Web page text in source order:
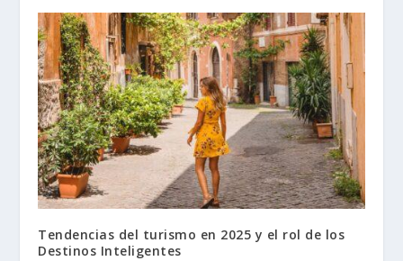
Tendencias del turismo en 2025 y el rol de los
Destinos Inteligentes